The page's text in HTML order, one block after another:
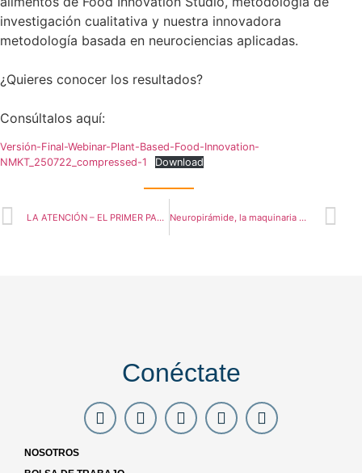
investigación cualitativa y nuestra innovadora
metodología basada en neurociencias aplicadas.
¿Quieres conocer los resultados?
Consúltalos aquí:
Versión-Final-Webinar-Plant-Based-Food-Innovation-
NMKT_250722_compressed-1
Download
LA ATENCIÓN – EL PRIMER PASO PARA EL IMPACTO PUBLICITARIO Neuropirámide, la maquinaria de la mente.
Conéctate
NOSOTROS